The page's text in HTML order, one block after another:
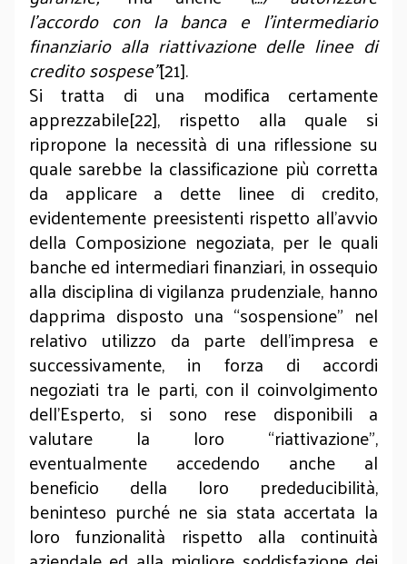
l’accordo con la banca e l’intermediario
finanziario alla riattivazione delle linee di
credito sospese”[21].
Si tratta di una modifica certamente
apprezzabile[22], rispetto alla quale si
ripropone la necessità di una riflessione su
quale sarebbe la classificazione più corretta
da applicare a dette linee di credito,
evidentemente preesistenti rispetto all’avvio
della Composizione negoziata, per le quali
banche ed intermediari finanziari, in ossequio
alla disciplina di vigilanza prudenziale, hanno
dapprima disposto una “sospensione” nel
relativo utilizzo da parte dell’impresa e
successivamente, in forza di accordi
negoziati tra le parti, con il coinvolgimento
dell’Esperto, si sono rese disponibili a
valutare la loro “riattivazione”,
eventualmente accedendo anche al
beneficio della loro prededucibilità,
beninteso purché ne sia stata accertata la
loro funzionalità rispetto alla continuità